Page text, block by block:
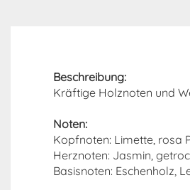
Beschreibung:
Kräftige Holznoten und
Noten:
Kopfnoten: Limette, rosa
Herznoten: Jasmin,
Basisnoten: Eschenholz,